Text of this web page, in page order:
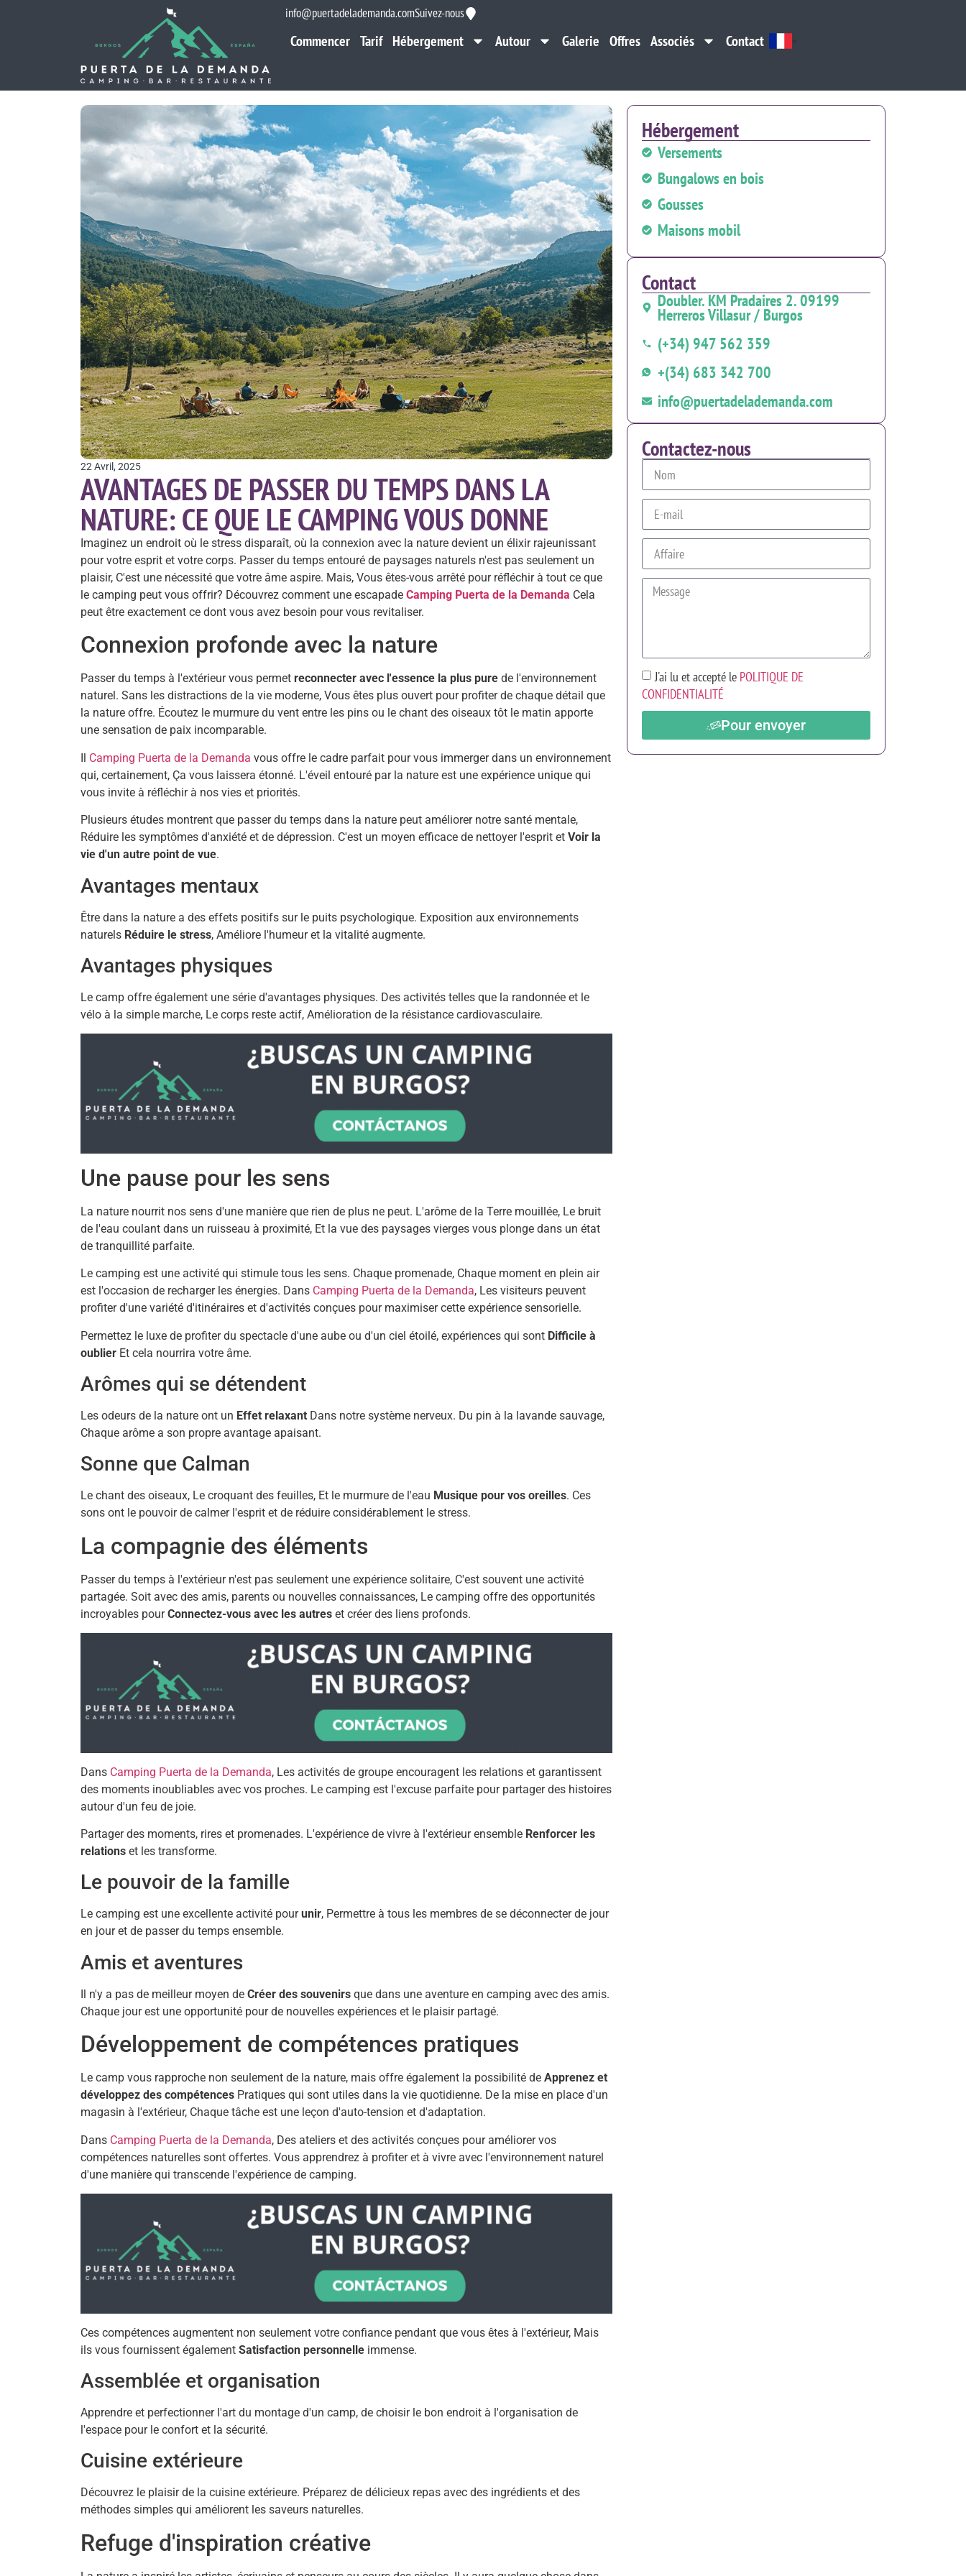
info@puertadelademanda.comSuivez-nous
Commencer Tarif Hébergement Autour Galerie Offres Associés
Contact
22 Avril, 2025
AVANTAGES DE PASSER DU TEMPS DANS LA
NATURE: CE QUE LE CAMPING VOUS DONNE
Imaginez un endroit où le stress disparaît, où la connexion avec la nature devient un élixir rajeunissant
pour votre esprit et votre corps. Passer du temps entouré de paysages naturels n'est pas seulement un
plaisir, C'est une nécessité que votre âme aspire. Mais, Vous êtes-vous arrêté pour réfléchir à tout ce que
le camping peut vous offrir? Découvrez comment une escapade Camping Puerta de la Demanda Cela
peut être exactement ce dont vous avez besoin pour vous revitaliser.
Connexion profonde avec la nature
Passer du temps à l'extérieur vous permet reconnecter avec l'essence la plus pure de l'environnement
naturel. Sans les distractions de la vie moderne, Vous êtes plus ouvert pour profiter de chaque détail que
la nature offre. Écoutez le murmure du vent entre les pins ou le chant des oiseaux tôt le matin apporte
une sensation de paix incomparable.
Il Camping Puerta de la Demanda vous offre le cadre parfait pour vous immerger dans un environnement
qui, certainement, Ça vous laissera étonné. L'éveil entouré par la nature est une expérience unique qui
vous invite à réfléchir à nos vies et priorités.
Plusieurs études montrent que passer du temps dans la nature peut améliorer notre santé mentale,
Réduire les symptômes d'anxiété et de dépression. C'est un moyen efficace de nettoyer l'esprit et Voir la
vie d'un autre point de vue.
Avantages mentaux
Être dans la nature a des effets positifs sur le puits psychologique. Exposition aux environnements
naturels Réduire le stress, Améliore l'humeur et la vitalité augmente.
Avantages physiques
Le camp offre également une série d'avantages physiques. Des activités telles que la randonnée et le
vélo à la simple marche, Le corps reste actif, Amélioration de la résistance cardiovasculaire.
Une pause pour les sens
La nature nourrit nos sens d'une manière que rien de plus ne peut. L'arôme de la Terre mouillée, Le bruit
de l'eau coulant dans un ruisseau à proximité, Et la vue des paysages vierges vous plonge dans un état
de tranquillité parfaite.
Le camping est une activité qui stimule tous les sens. Chaque promenade, Chaque moment en plein air
est l'occasion de recharger les énergies. Dans Camping Puerta de la Demanda, Les visiteurs peuvent
profiter d'une variété d'itinéraires et d'activités conçues pour maximiser cette expérience sensorielle.
Permettez le luxe de profiter du spectacle d'une aube ou d'un ciel étoilé, expériences qui sont Difficile à
oublier Et cela nourrira votre âme.
Arômes qui se détendent
Les odeurs de la nature ont un Effet relaxant Dans notre système nerveux. Du pin à la lavande sauvage,
Chaque arôme a son propre avantage apaisant.
Sonne que Calman
Le chant des oiseaux, Le croquant des feuilles, Et le murmure de l'eau Musique pour vos oreilles. Ces
sons ont le pouvoir de calmer l'esprit et de réduire considérablement le stress.
La compagnie des éléments
Passer du temps à l'extérieur n'est pas seulement une expérience solitaire, C'est souvent une activité
partagée. Soit avec des amis, parents ou nouvelles connaissances, Le camping offre des opportunités
incroyables pourConnectez-vous avec les autres et créer des liens profonds.
Dans Camping Puerta de la Demanda, Les activités de groupe encouragent les relations et garantissent
des moments inoubliables avec vos proches. Le camping est l'excuse parfaite pour partager des histoires
autour d'un feu de joie.
Partager des moments, rires et promenades. L'expérience de vivre à l'extérieur ensemble Renforcer les
relations et les transforme.
Le pouvoir de la famille
Le camping est une excellente activité pourunir, Permettre à tous les membres de se déconnecter de jour
en jour et de passer du temps ensemble.
Amis et aventures
Il n'y a pas de meilleur moyen de Créer des souvenirs que dans une aventure en camping avec des amis.
Chaque jour est une opportunité pour de nouvelles expériences et le plaisir partagé.
Développement de compétences pratiques
Le camp vous rapproche non seulement de la nature, mais offre également la possibilité de Apprenez et
développez des compétences Pratiques qui sont utiles dans la vie quotidienne. De la mise en place d'un
magasin à l'extérieur, Chaque tâche est une leçon d'auto-tension et d'adaptation.
Dans Camping Puerta de la Demanda, Des ateliers et des activités conçues pour améliorer vos
compétences naturelles sont offertes. Vous apprendrez à profiter et à vivre avec l'environnement naturel
d'une manière qui transcende l'expérience de camping.
Ces compétences augmentent non seulement votre confiance pendant que vous êtes à l'extérieur, Mais
ils vous fournissent également Satisfaction personnelle immense.
Assemblée et organisation
Apprendre et perfectionner l'art du montage d'un camp, de choisir le bon endroit à l'organisation de
l'espace pour le confort et la sécurité.
Cuisine extérieure
Découvrez le plaisir de la cuisine extérieure. Préparez de délicieux repas avec des ingrédients et des
méthodes simples qui améliorent les saveurs naturelles.
Refuge d'inspiration créative
Hébergement
Versements
Bungalows en bois
Gousses
Maisons mobil
Contact
Doubler. KM Pradaires 2. 09199
Herreros Villasur / Burgos
(+34) 947 562 359
+(34) 683 342 700
info@puertadelademanda.com
Contactez-nous
J'ai lu et accepté le POLITIQUE DE
CONFIDENTIALITÉ
Pour envoyer